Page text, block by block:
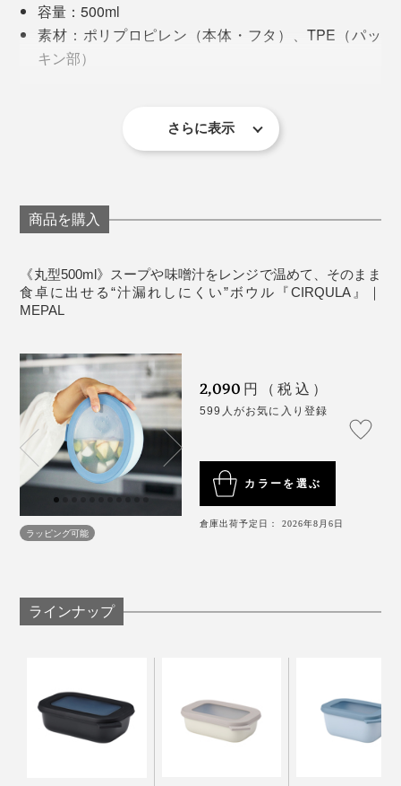
ク。
ポリプロピレン製で、BPA（プラスチック製品に使わ
作っているのは、プラスティック製品で定評のあるオラ
より“収納スペースの節約”を求めるなら、角型。引き出
しや冷蔵庫内で、ピタッとスッキリ収納。バッグにも収
まりやすく、お弁当箱として使用する場合は、角型が向
いています。
どちらも使いやすさ抜群ですが、丸型or角型どちらかに
統一し、サイズと色違いで揃えると◎。
容量：500ml
素材：ポリプロピレン（本体・フタ）、TPE（パッ
キン部）
冷凍庫、食洗機、電子レンジ使用可能
さらに表示
商品を購入
《丸型500ml》スープや味噌汁をレンジで温めて、そのまま
食卓に出せる“汁漏れしにくい”ボウル『CIRQULA』｜
MEPAL
ラッピング可能
2,090 円（税込）
599人がお気に入り登録
カラーを選ぶ
倉庫出荷予定日： 2026年8月6日
ラインナップ